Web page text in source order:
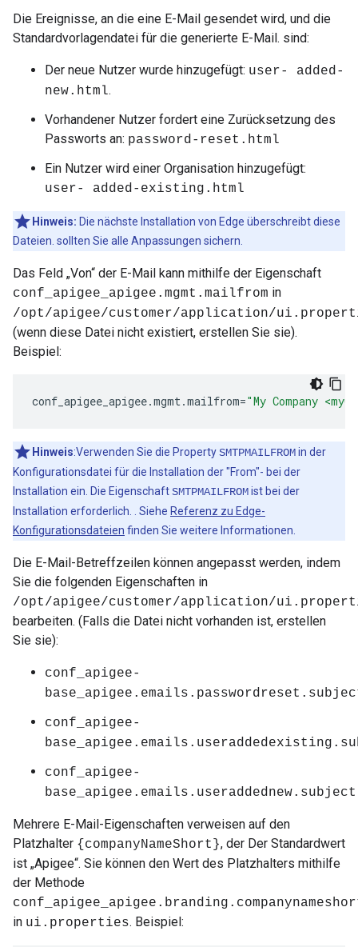
Die Ereignisse, an die eine E-Mail gesendet wird, und die
Standardvorlagendatei für die generierte E-Mail. sind:
Der neue Nutzer wurde hinzugefügt: user- added-
new.html.
Vorhandener Nutzer fordert eine Zurücksetzung des
Passworts an: password-reset.html
Ein Nutzer wird einer Organisation hinzugefügt:
user- added-existing.html
Hinweis: Die nächste Installation von Edge überschreibt diese
Dateien. sollten Sie alle Anpassungen sichern.
Das Feld „Von“ der E-Mail kann mithilfe der Eigenschaft
conf_apigee_apigee.mgmt.mailfrom in
/opt/apigee/customer/application/
(wenn diese Datei nicht existiert, erstellen Sie sie).
Beispiel:
conf_apigee_apigee.mgmt.mailfrom="My Company
Hinweis:Verwenden Sie die PropertySMTPMAILFROMin der
Konfigurationsdatei für die Installation der "From"- bei der
Installation ein. Die EigenschaftSMTPMAILFROMist bei der
Installation erforderlich. . Siehe Referenz zu Edge-
Konfigurationsdateien finden Sie weitere Informationen.
Die E-Mail-Betreffzeilen können angepasst werden, indem
Sie die folgenden Eigenschaften in
/opt/apigee/customer/application/
bearbeiten. (Falls die Datei nicht vorhanden ist, erstellen
Sie sie):
conf_apigee-
conf_apigee-
conf_apigee-
base_apigee.emails.useraddednew.subject
Mehrere E-Mail-Eigenschaften verweisen auf den
Platzhalter {companyNameShort}, der Der Standardwert
ist „Apigee“. Sie können den Wert des Platzhalters mithilfe
der Methode
in ui.properties. Beispiel: